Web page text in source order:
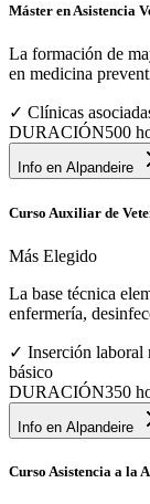
Máster en Asistencia
La formación de
en medicina
✓ Clínicas
DURACIÓN500
Info en Alpandeire
Curso Auxiliar de
Más Elegido
La base técnica
enfermería,
✓ Inserción laboral
básico
DURACIÓN350
Info en Alpandeire
Curso Asistencia a la